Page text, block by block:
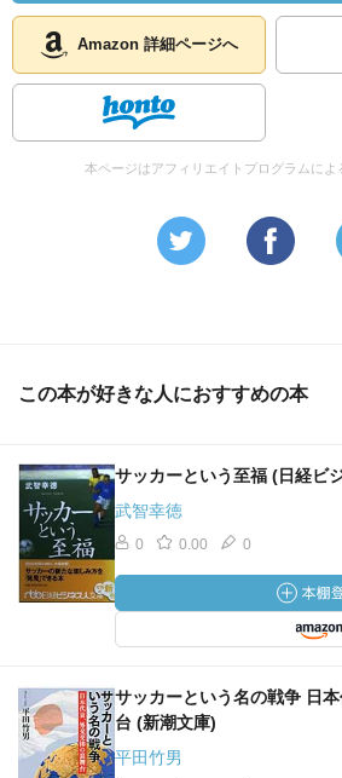
Amazon 詳細ページへ
本ページはアフィリエイトプログラムによ
この本が好きな人におすすめの本
サッカーという至福 (日経ビ
武智幸徳
0 0.00 0
サッカーという名の戦争 日
台 (新潮文庫)
平田竹男